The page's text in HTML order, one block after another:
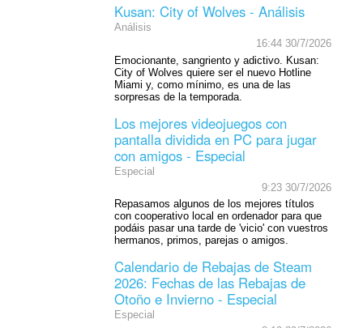
Kusan: City of Wolves - Análisis
Análisis
16:44 30/7/2026
Emocionante, sangriento y adictivo. Kusan:
City of Wolves quiere ser el nuevo Hotline
Miami y, como mínimo, es una de las
sorpresas de la temporada.
Los mejores videojuegos con
pantalla dividida en PC para jugar
con amigos - Especial
Especial
9:23 30/7/2026
Repasamos algunos de los mejores títulos
con cooperativo local en ordenador para que
podáis pasar una tarde de 'vicio' con vuestros
hermanos, primos, parejas o amigos.
Calendario de Rebajas de Steam
2026: Fechas de las Rebajas de
Otoño e Invierno - Especial
Especial